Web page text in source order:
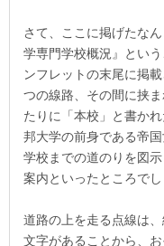
さて、ここに掲げたな
学専門学校概況』とい
ンフレットの末尾に掲
つの線路、その間に挟
たりに「本校」と書か
邦大学の前身である帝
学校までの道のりを図
案内といったところでし
道路の上を走る点線は
文字があることから、